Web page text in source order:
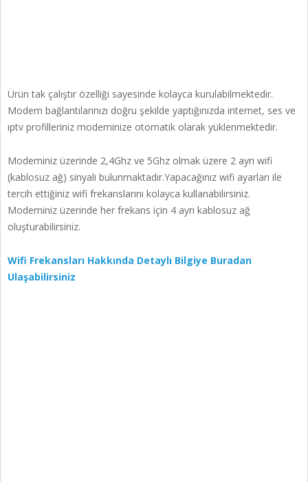
Ürün tak çalıştır özelliği sayesinde kolayca kurulabilmektedir.
Modem bağlantılarınızı doğru şekilde yaptığınızda internet, ses ve
ıptv profilleriniz modeminize otomatik olarak yüklenmektedir.
Modeminiz üzerinde 2,4Ghz ve 5Ghz olmak üzere 2 ayrı wifi
(kablosuz ağ) sinyali bulunmaktadır.Yapacağınız wifi ayarları ile
tercih ettiğiniz wifi frekanslarını kolayca kullanabilirsiniz.
Modeminiz üzerinde her frekans için 4 ayrı kablosuz ağ
oluşturabilirsiniz.
Wifi Frekansları Hakkında Detaylı Bilgiye Buradan
Ulaşabilirsiniz